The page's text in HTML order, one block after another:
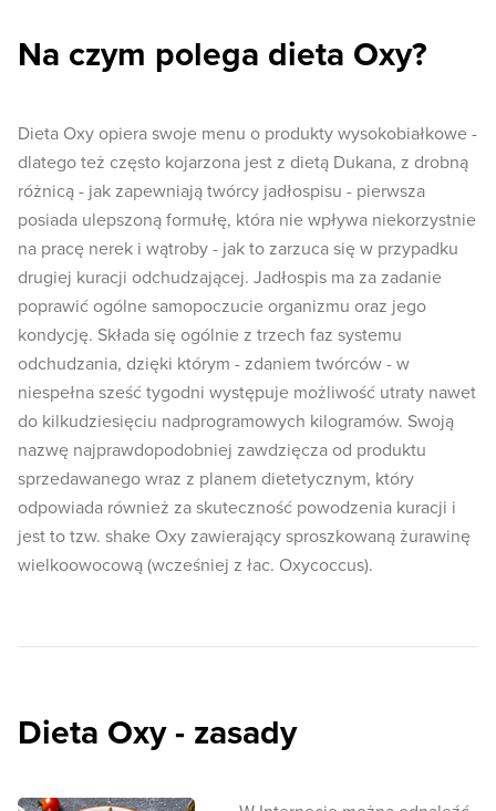
Na czym polega dieta Oxy?
Dieta Oxy opiera swoje menu o produkty wysokobiałkowe -
dlatego też często kojarzona jest z dietą Dukana, z drobną
różnicą - jak zapewniają twórcy jadłospisu - pierwsza
posiada ulepszoną formułę, która nie wpływa niekorzystnie
na pracę nerek i wątroby - jak to zarzuca się w przypadku
drugiej kuracji odchudzającej. Jadłospis ma za zadanie
poprawić ogólne samopoczucie organizmu oraz jego
kondycję. Składa się ogólnie z trzech faz systemu
odchudzania, dzięki którym - zdaniem twórców - w
niespełna sześć tygodni występuje możliwość utraty nawet
do kilkudziesięciu nadprogramowych kilogramów. Swoją
nazwę najprawdopodobniej zawdzięcza od produktu
sprzedawanego wraz z planem dietetycznym, który
odpowiada również za skuteczność powodzenia kuracji i
jest to tzw. shake Oxy zawierający sproszkowaną żurawinę
wielkoowocową (wcześniej z łac. Oxycoccus).
Dieta Oxy - zasady